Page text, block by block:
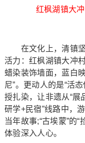
红枫湖镇大
在文化上，清镇坚
活力：红枫湖镇大冲
蜡染装饰墙面，蓝白
尼”。更动人的是“活
授扎染，让非遗从“展
研学+民宿”线路中，
当年故事;“古埃蒙”的
体验深入人心。